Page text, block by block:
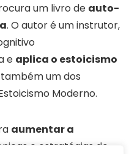
um livro de auto-
. O autor é um instrutor,
e aplica o estoicismo
um dos
Moderno.
aumentar a
e estratégias de